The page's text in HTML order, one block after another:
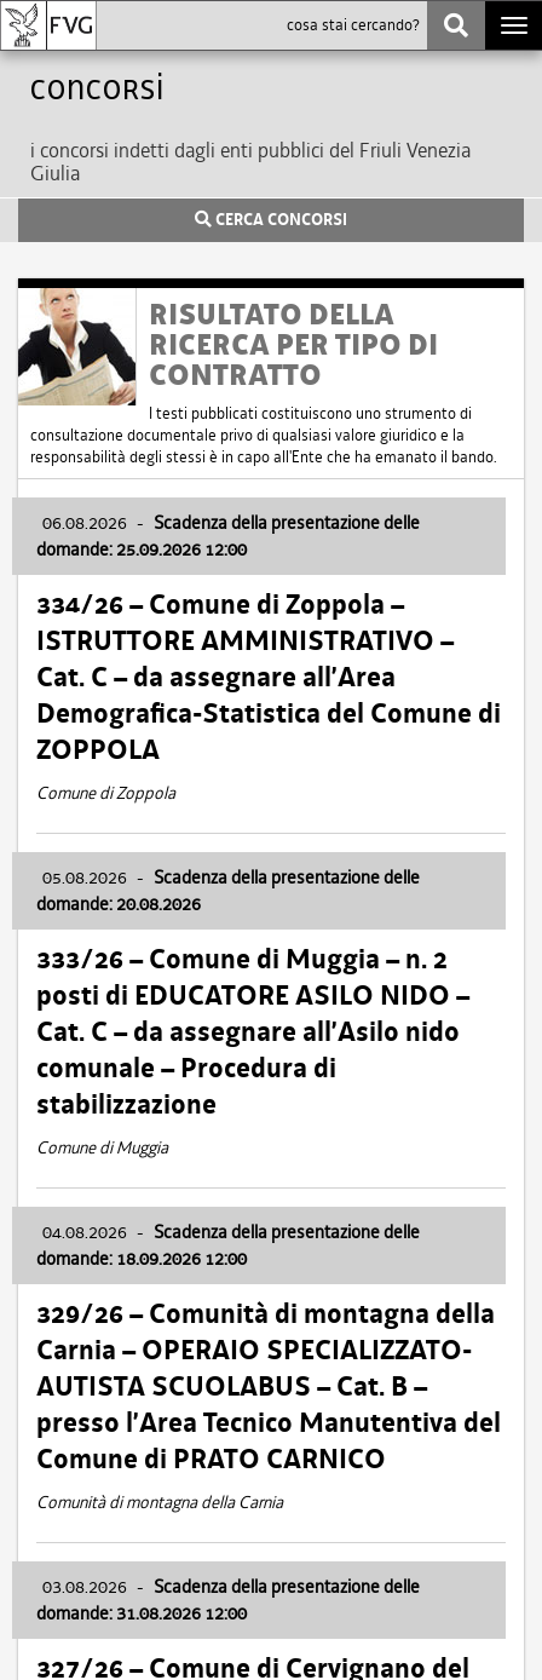
Concorsi
i concorsi indetti dagli enti pubblici del Friuli Venezia
Giulia
CERCA CONCORSI
RISULTATO DELLA
RICERCA PER TIPO DI
CONTRATTO
I testi pubblicati costituiscono uno strumento di
consultazione documentale privo di qualsiasi valore giuridico e la
responsabilità degli stessi è in capo all'Ente che ha emanato il bando.
06.08.2026 - Scadenza della presentazione delle
domande: 25.09.2026 12:00
334/26 – Comune di Zoppola –
ISTRUTTORE AMMINISTRATIVO –
Cat. C – da assegnare all’Area
Demografica-Statistica del Comune di
ZOPPOLA
Comune di Zoppola
05.08.2026 - Scadenza della presentazione delle
domande: 20.08.2026
333/26 – Comune di Muggia – n. 2
posti di EDUCATORE ASILO NIDO –
Cat. C – da assegnare all’Asilo nido
comunale – Procedura di
stabilizzazione
Comune di Muggia
04.08.2026 - Scadenza della presentazione delle
domande: 18.09.2026 12:00
329/26 – Comunità di montagna della
Carnia – OPERAIO SPECIALIZZATO-
AUTISTA SCUOLABUS – Cat. B –
presso l’Area Tecnico Manutentiva del
Comune di PRATO CARNICO
Comunità di montagna della Carnia
03.08.2026 - Scadenza della presentazione delle
domande: 31.08.2026 12:00
327/26 – Comune di Cervignano del